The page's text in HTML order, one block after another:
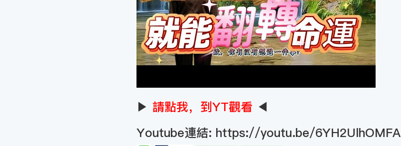
▶ 請點我，到YT觀看 ◀
Youtube連結: https://youtu.be/6YH2UlhOMFA